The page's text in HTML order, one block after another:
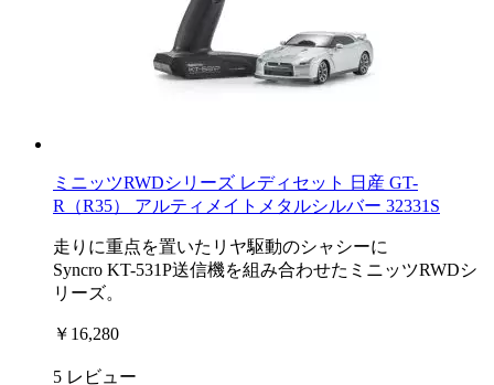
ミニッツRWDシリーズ レディセット 日産 GT-
R（R35） アルティメイトメタルシルバー 32331S
走りに重点を置いたリヤ駆動のシャシーに
Syncro KT-531P送信機を組み合わせたミニッツRWDシ
リーズ。
￥16,280
5 レビュー